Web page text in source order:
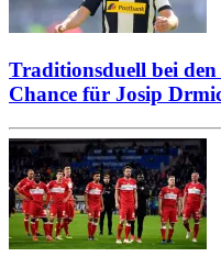
Traditionsduell bei
Chance für Josip